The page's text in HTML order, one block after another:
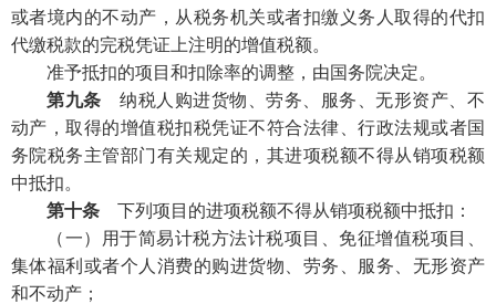
或者境内的不动产，从税务机关或者扣缴义务人取得的代扣
代缴税款的完税凭证上注明的增值税额。
准予抵扣的项目和扣除率的调整，由国务院决定。
第九条 纳税人购进货物、劳务、服务、无形资产、不
动产，取得的增值税扣税凭证不符合法律、行政法规或者国
务院税务主管部门有关规定的，其进项税额不得从销项税额
中抵扣。
第十条 下列项目的进项税额不得从销项税额中抵扣：
（一）用于简易计税方法计税项目、免征增值税项目、
集体福利或者个人消费的购进货物、劳务、服务、无形资产
和不动产；